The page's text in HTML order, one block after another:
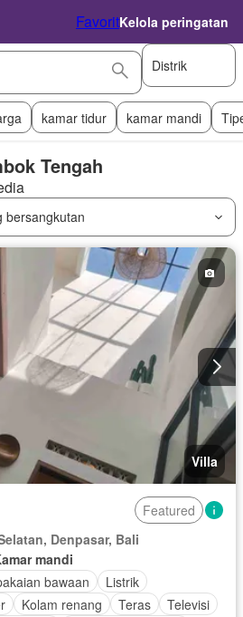
FavoritKelola peringatan
Distrik
kamar tidur kamar mandi
Tengah
bersangkutan
Villa
Featured
Denpasar, Bali
mandi
bawaan
Listrik
Kolam renang Teras
Televisi